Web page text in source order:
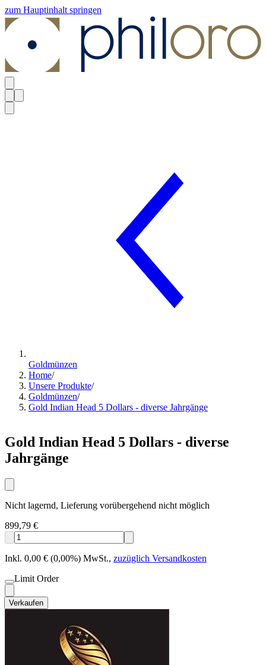
zum Hauptinhalt springen
Goldmünzen
Home/
Unsere Produkte/
Goldmünzen/
Gold Indian Head 5 Dollars - diverse Jahrgänge
Gold Indian Head 5 Dollars - diverse
Jahrgänge
Nicht lagernd, Lieferung vorübergehend nicht möglich
899,79 €
Inkl. 0,00 € (0,00%) MwSt., zuzüglich Versandkosten
Limit Order
Verkaufen